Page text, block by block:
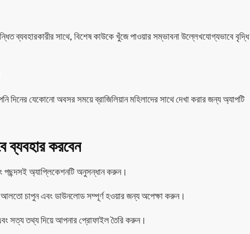
ব্যবহারকারীর সাথে, বিশেষ কাউকে খুঁজে পাওয়ার সম্ভাবনা উল্লেখযোগ্যভাবে বৃদ্ধি
দিনের যেকোনো অবসর সময়ে ব্রাজিলিয়ান মহিলাদের সাথে দেখা করার জন্য অ্যাপটি
ব্যবহার করবেন
পছন্দসই অ্যাপ্লিকেশনটি অনুসন্ধান করুন।
চাপুন এবং ডাউনলোড সম্পূর্ণ হওয়ার জন্য অপেক্ষা করুন।
সত্য তথ্য দিয়ে আপনার প্রোফাইল তৈরি করুন।